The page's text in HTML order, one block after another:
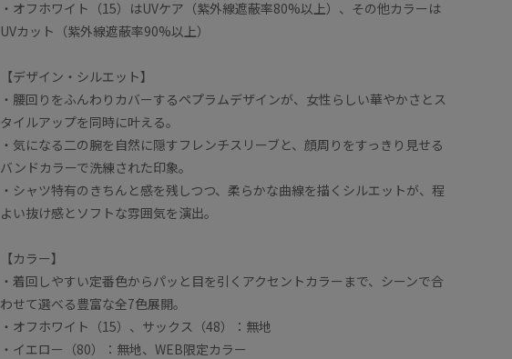
・オフホワイト（15）はUVケア（紫外線遮蔽率80%以上）、その他カラーは
UVカット（紫外線遮蔽率90%以上）
【デザイン・シルエット】
・腰回りをふんわりカバーするペプラムデザインが、女性らしい華やかさとス
タイルアップを同時に叶える。
・気になる二の腕を自然に隠すフレンチスリーブと、顔周りをすっきり見せる
バンドカラーで洗練された印象。
・シャツ特有のきちんと感を残しつつ、柔らかな曲線を描くシルエットが、程
よい抜け感とソフトな雰囲気を演出。
【カラー】
・着回しやすい定番色からパッと目を引くアクセントカラーまで、シーンで合
わせて選べる豊富な全7色展開。
・オフホワイト（15）、サックス（48）：無地
・イエロー（80）：無地、WEB限定カラー